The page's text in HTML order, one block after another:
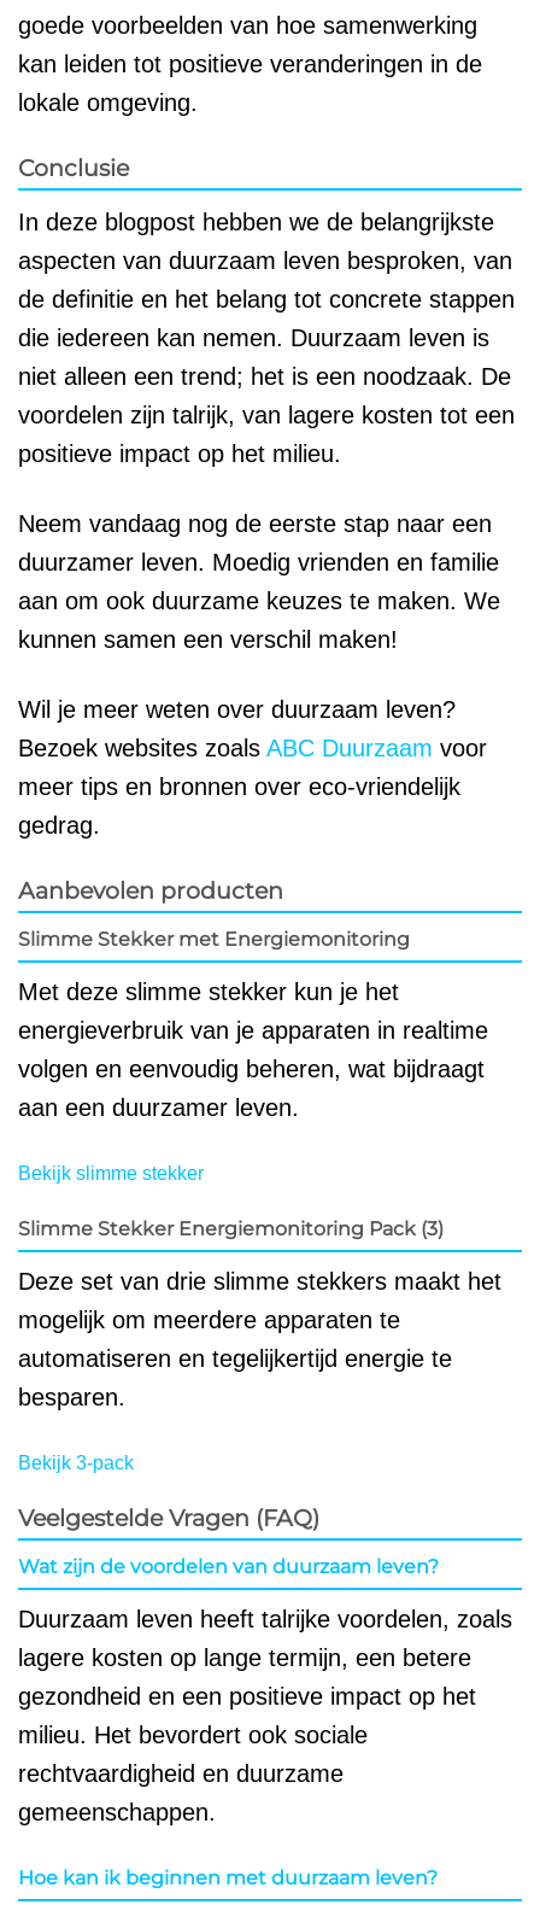
goede voorbeelden van hoe samenwerking
kan leiden tot positieve veranderingen in de
lokale omgeving.
Conclusie
In deze blogpost hebben we de belangrijkste
aspecten van duurzaam leven besproken, van
de definitie en het belang tot concrete stappen
die iedereen kan nemen. Duurzaam leven is
niet alleen een trend; het is een noodzaak. De
voordelen zijn talrijk, van lagere kosten tot een
positieve impact op het milieu.
Neem vandaag nog de eerste stap naar een
duurzamer leven. Moedig vrienden en familie
aan om ook duurzame keuzes te maken. We
kunnen samen een verschil maken!
Wil je meer weten over duurzaam leven?
Bezoek websites zoals ABC Duurzaam voor
meer tips en bronnen over eco-vriendelijk
gedrag.
Aanbevolen producten
Slimme Stekker met Energiemonitoring
Met deze slimme stekker kun je het
energieverbruik van je apparaten in realtime
volgen en eenvoudig beheren, wat bijdraagt
aan een duurzamer leven.
Bekijk slimme stekker
Slimme Stekker Energiemonitoring Pack (3)
Deze set van drie slimme stekkers maakt het
mogelijk om meerdere apparaten te
automatiseren en tegelijkertijd energie te
besparen.
Bekijk 3-pack
Veelgestelde Vragen (FAQ)
Wat zijn de voordelen van duurzaam leven?
Duurzaam leven heeft talrijke voordelen, zoals
lagere kosten op lange termijn, een betere
gezondheid en een positieve impact op het
milieu. Het bevordert ook sociale
rechtvaardigheid en duurzame
gemeenschappen.
Hoe kan ik beginnen met duurzaam leven?